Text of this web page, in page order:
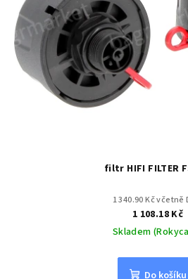
filtr HIFI FILTER
1 340.90 Kč včetně
1 108.18 Kč
Skladem
Do košíku